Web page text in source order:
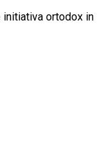
initiativa ortodox in